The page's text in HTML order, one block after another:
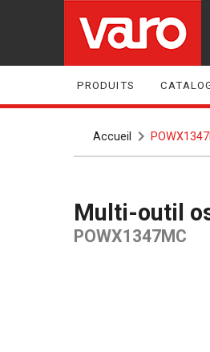
PRODUITS
Accueil
Multi-outil
POWX1347MC